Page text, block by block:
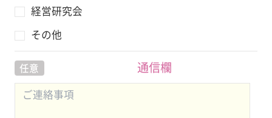
経営研究会
その他
通信欄
任意